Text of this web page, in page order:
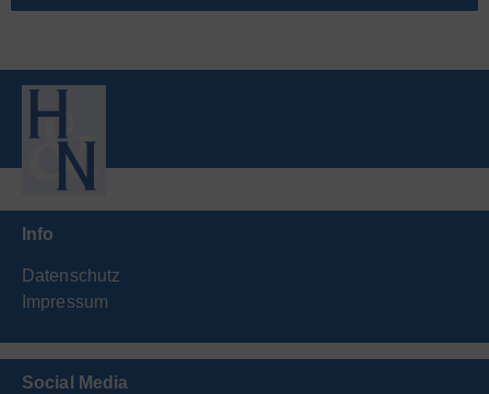
Info
Datenschutz
Impressum
Social Media